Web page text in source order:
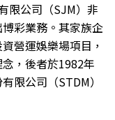
限公司（SJM）非
彩業務。其家族企
營運娛樂場項目，
，後者於1982年
限公司（STDM）